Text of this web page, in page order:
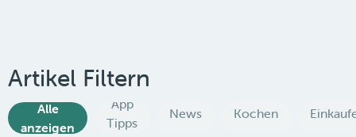
Artikel Filtern
Alle
anzeigen
App
Tipps
News Kochen